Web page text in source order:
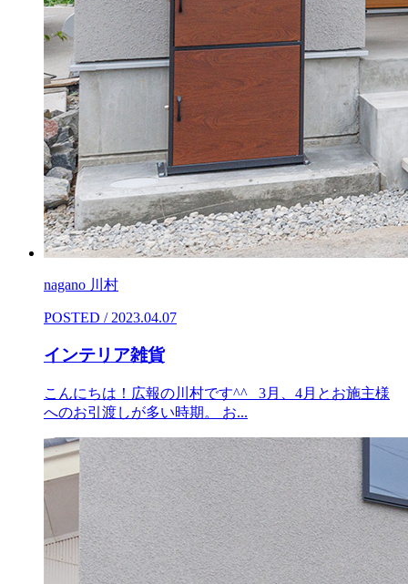
nagano 川村
POSTED / 2023.04.07
インテリア雑貨
こんにちは！広報の川村です^^ 3月、4月とお施主様
へのお引渡しが多い時期。 お...